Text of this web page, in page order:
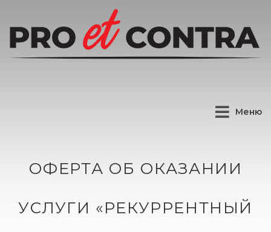
Меню
ОФЕРТА ОБ ОКАЗАНИИ
УСЛУГИ «РЕКУРРЕНТНЫЙ